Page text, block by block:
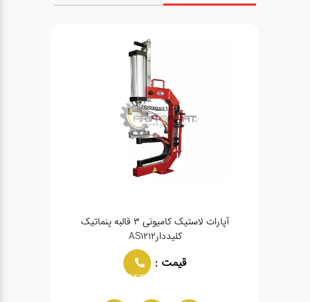
آپارات لاستیک کامیونی 3 قالبه پنماتیک
کلیددارAS1212
قیمت :
02166021944